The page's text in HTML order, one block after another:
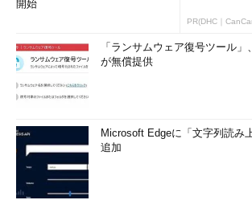
開始
PR(DHC｜
「ランサムウェア復号ツール
が無償提供
Microsoft Edgeに「文字列読み
追加